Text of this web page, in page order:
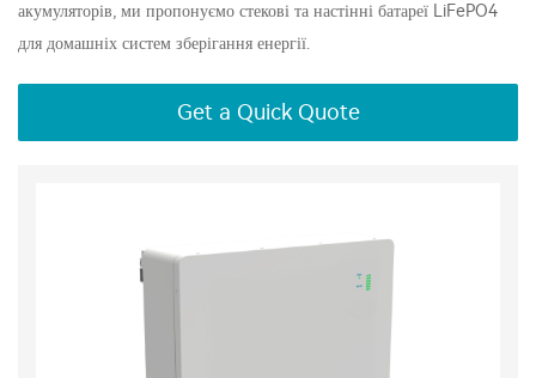
акумуляторів, ми пропонуємо стекові та настінні батареї LiFePO4
для домашніх систем зберігання енергії.
Get a Quick Quote